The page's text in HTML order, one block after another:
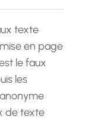
texte
en page
le faux
les
de texte